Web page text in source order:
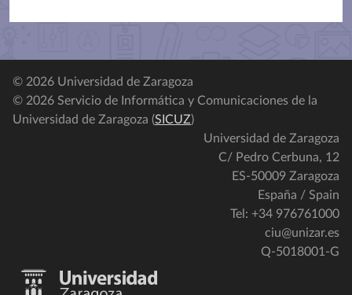
© 2026 Universidad de Zaragoza
© 2026 Servicio de Informática y Comunicaciones de la
Universidad de Zaragoza (SICUZ)
Universidad de Zaragoza
C/ Pedro Cerbuna, 12
ES-50009 Zaragoza
España / Spain
Tel: +34 976761000
ciu@unizar.es
Q-5018001-G